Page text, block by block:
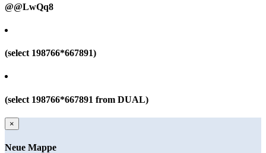
@@LwQq8
(select 198766*667891)
(select 198766*667891 from DUAL)
×
Neue Mappe